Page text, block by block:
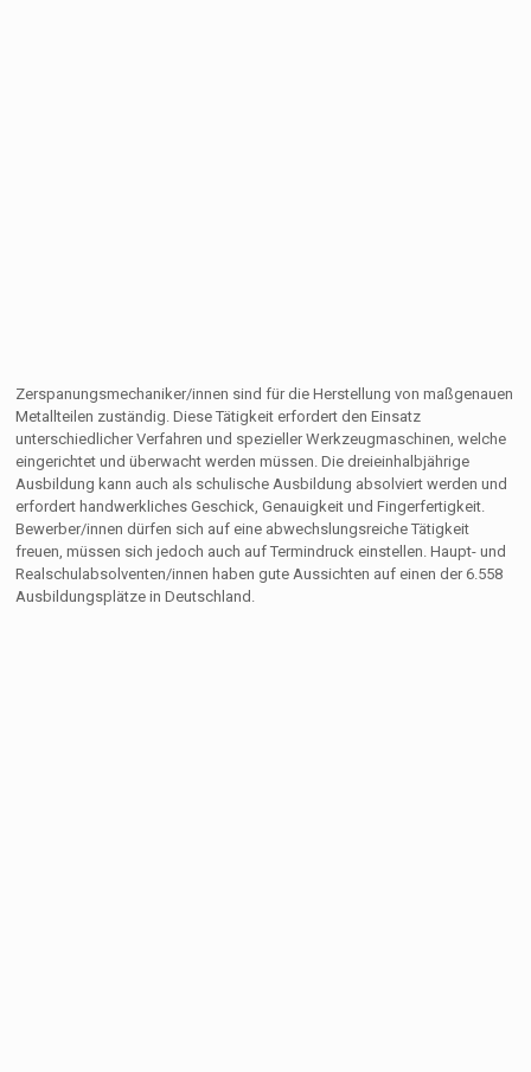
Zerspanungsmechaniker/innen sind für die Herstellung von maßgenauen
Metallteilen zuständig. Diese Tätigkeit erfordert den Einsatz
unterschiedlicher Verfahren und spezieller Werkzeugmaschinen, welche
eingerichtet und überwacht werden müssen. Die dreieinhalbjährige
Ausbildung kann auch als schulische Ausbildung absolviert werden und
erfordert handwerkliches Geschick, Genauigkeit und Fingerfertigkeit.
Bewerber/innen dürfen sich auf eine abwechslungsreiche Tätigkeit
freuen, müssen sich jedoch auch auf Termindruck einstellen. Haupt- und
Realschulabsolventen/innen haben gute Aussichten auf einen der 6.558
Ausbildungsplätze in Deutschland.